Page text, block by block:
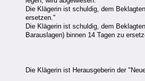
Die Klägerin ist schuldig, dem
ersetzen."
Die Klägerin ist schuldig, dem
Barauslagen) binnen 14 Tagen zu
Die Klägerin ist Herausgeberin der